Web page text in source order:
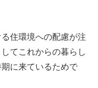
住環境への配慮が注
てこれからの暮らし
に来ているためで